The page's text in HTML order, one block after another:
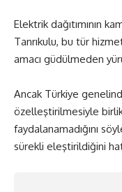
Elektrik dağıtımının
Tanrıkulu, bu tür
amacı güdülmeden
Ancak Türkiye
özelleştirilmesiyle
faydalanamadığını
sürekli eleştirildiğini